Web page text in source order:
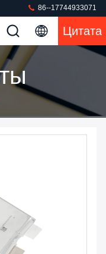
86--17744933071
Цитата